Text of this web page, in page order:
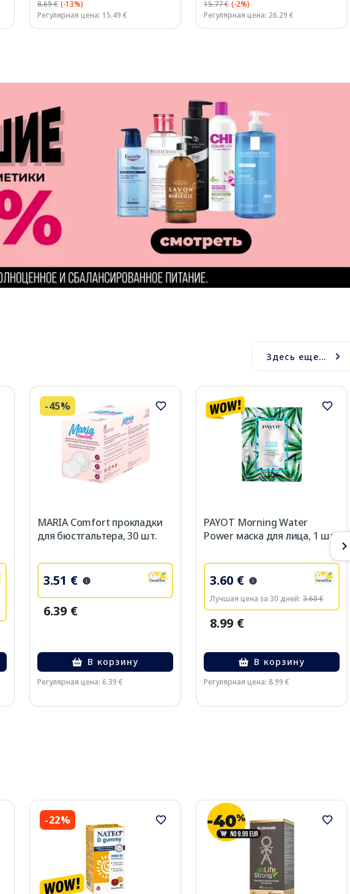
8.69 € (-13%)
Регулярная цена: 15.49 €
15.77 € (-2%)
Регулярная цена: 26.29 €
Здесь еще...
-45%
MARIA Comfort прокладки
для бюстгальтера, 30 шт.
3.51 €
6.39 €
В корзину
Регулярная цена: 6.39 €
PAYOT Morning Water
Power маска для лица, 1 шт.
3.60 €
Лучшая цена за 30 дней: 3.60 €
8.99 €
В корзину
Регулярная цена: 8.99 €
-22%